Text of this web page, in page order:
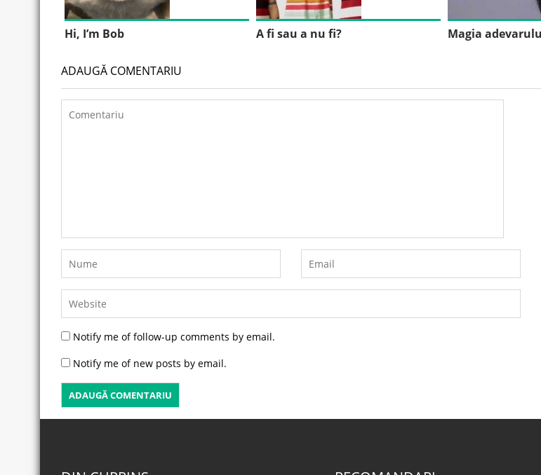
Hi, I’m Bob A fi sau a nu fi? Magia
ADAUGĂ COMENTARIU
Notify me of follow-up comments by email.
Notify me of new posts by email.